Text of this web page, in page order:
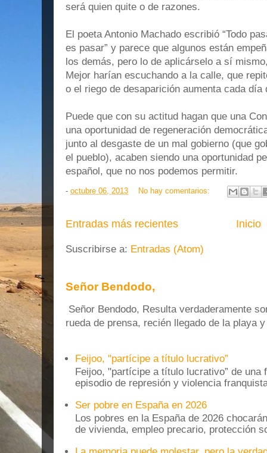
será quien quite o de razones.
El poeta Antonio Machado escribió “Todo
es pasar” y parece que algunos están
los demás, pero lo de aplicárselo a sí
Mejor harían escuchando a la calle, que
o el riego de desaparición aumenta cada día
Puede que con su actitud hagan que una
una oportunidad de regeneración
junto al desgaste de un mal gobierno (que
el pueblo), acaben siendo una oportunidad
español, que no nos podemos permitir.
- octubre 06, 2013 No hay comentarios:
Entradas más recientes Inicio
Suscribirse a: Entradas (Atom)
Señor Bendodo,
Señor Bendodo, Resulta verdaderamente
rueda de prensa, recién llegado de la playa
Feijoo, "partícipe a título lucrativo”
Feijoo, "partícipe a título lucrativo” de una
episodio de represión y violencia
Ser pobre en España en 2026
Los pobres en la España de 2026
de vivienda, empleo precario, protección